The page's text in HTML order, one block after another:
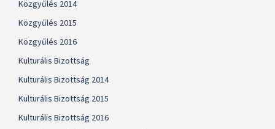
Közgyűlés 2014
Közgyűlés 2015
Közgyűlés 2016
Kulturális Bizottság
Kulturális Bizottság 2014
Kulturális Bizottság 2015
Kulturális Bizottság 2016